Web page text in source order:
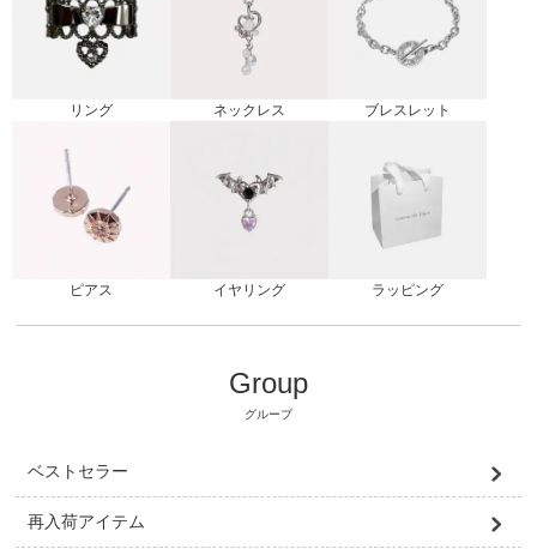
リング ネックレス ブレスレット
ピアス イヤリング ラッピング
Group
グループ
ベストセラー
再入荷アイテム